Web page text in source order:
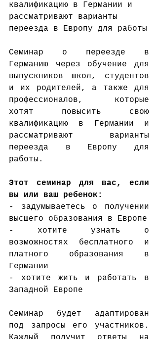
квалификацию в Германии и
рассматривают варианты
переезда в Европу для работы
Семинар о переезде в
Германию через обучение для
выпускников школ, студентов
и их родителей, а также для
профессионалов, которые
хотят повысить свою
квалификацию в Германии и
рассматривают варианты
переезда в Европу для
работы.
Этот семинар для вас, если
вы или ваш ребенок:
- задумываетесь о получении
высшего образования в Европе
- хотите узнать о
возможностях бесплатного и
платного образования в
Германии
- хотите жить и работать в
Западной Европе
Семинар будет адаптирован
под запросы его участников.